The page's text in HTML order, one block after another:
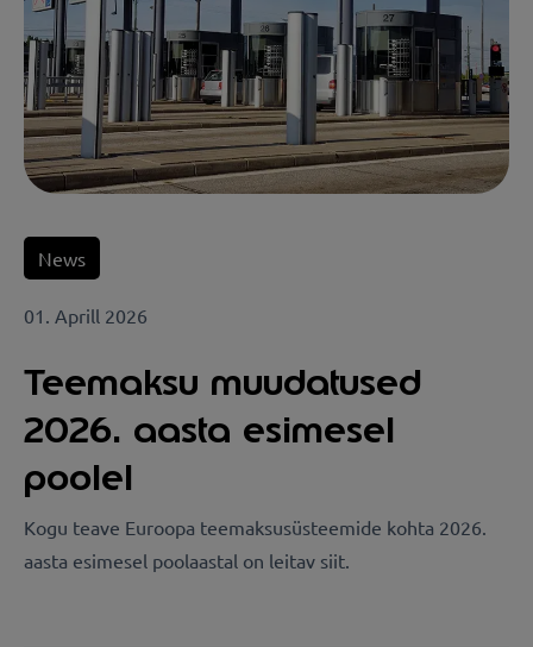
News
01. Aprill 2026
Teemaksu muudatused
2026. aasta esimesel
poolel
Kogu teave Euroopa teemaksusüsteemide kohta 2026.
aasta esimesel poolaastal on leitav siit.